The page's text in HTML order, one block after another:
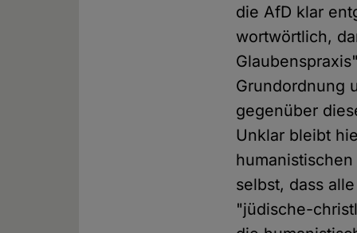
die AfD klar
wortwörtlich,
Grundordnung
gegenüber
Unklar bleibt
selbst, dass
"jüdische-